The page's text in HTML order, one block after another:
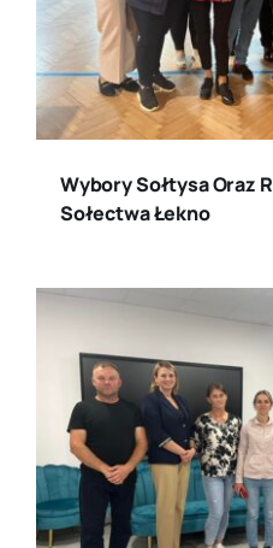
Wybory Sołtysa Oraz
Sołectwa Łekno